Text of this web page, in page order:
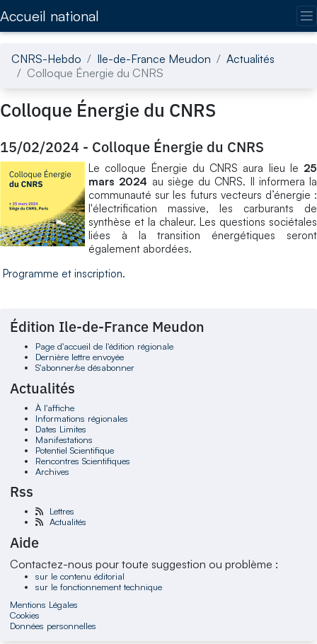
Accueil national
CNRS-Hebdo Ile-de-France Meudon
Actualités
Colloque Énergie du CNRS
Colloque Énergie du CNRS
15/02/2024 - Colloque Énergie du CNRS
​Le colloque Énergie du CNRS aura lieu le 25
mars 2024 au siège du CNRS. Il informera la
communauté sur les futurs vecteurs d’énergie :
l'électrification massive, les carburants de
synthèse et la chaleur. Les questions sociétales
liées à la transition énergétiques seront
également abordées.
Programme et inscription.
Édition Ile-de-France Meudon
Page d'accueil de l'édition régionale
Dernière lettre envoyée
S'abonner/se désabonner
Actualités
À l'affiche
Informations régionales
Dates Limites
Manifestations
Potentiel Scientifique
Rencontres Scientifiques
Archives
Rss
Lettres
Actualités
Aide
Contactez-nous pour toute suggestion ou problème :
sur le contenu éditorial
sur le fonctionnement technique
Mentions Légales
Cookies
Données personnelles